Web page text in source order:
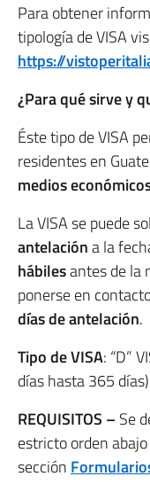
Para obtener
tipología de VISA
https://
¿Para qué sirve y
Éste tipo de VISA
residentes en
medios
La VISA se puede
antelacióna la
hábilesantes de la
ponerse en
días de antelación.
Tipo de VISA: “D”
días hasta 365
REQUISITOS – Se
estricto orden
sección